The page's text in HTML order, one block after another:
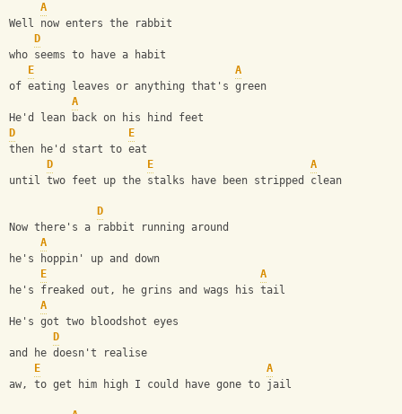
A
Well now enters the rabbit
D
who seems to have a habit
E
A
of eating leaves or anything that's green
A
He'd lean back on his hind feet
D
E
then he'd start to eat
D
E
A
until two feet up the stalks have been stripped clean
D
Now there's a rabbit running around
A
he's hoppin' up and down
E
A
he's freaked out, he grins and wags his tail
A
He's got two bloodshot eyes
D
and he doesn't realise
E
A
aw, to get him high I could have gone to jail